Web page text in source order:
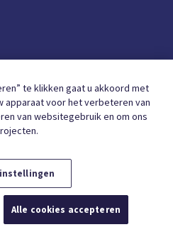
GEGEVENSBESCHERMING
COOKIE BELEID
te klikken gaat u akkoord met
apparaat voor het verbeteren van
van websitegebruik en om ons
Alle cookies accepteren